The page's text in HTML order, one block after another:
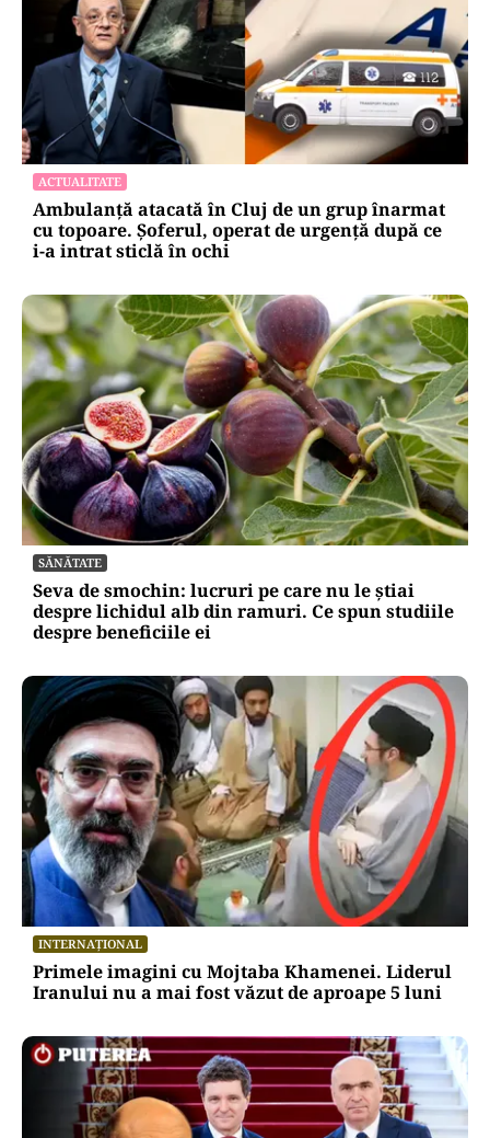
ACTUALITATE
Ambulanță atacată în Cluj de un grup înarmat
cu topoare. Șoferul, operat de urgență după ce
i-a intrat sticlă în ochi
SĂNĂTATE
Seva de smochin: lucruri pe care nu le știai
despre lichidul alb din ramuri. Ce spun studiile
despre beneficiile ei
INTERNAȚIONAL
Primele imagini cu Mojtaba Khamenei. Liderul
Iranului nu a mai fost văzut de aproape 5 luni